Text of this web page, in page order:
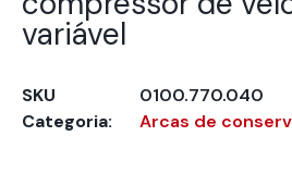
variável
SKU
0100.770.040
Categoria:
Arcas de